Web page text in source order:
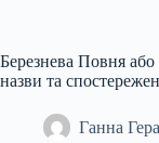
Березнева Повня
назви та
Ганна